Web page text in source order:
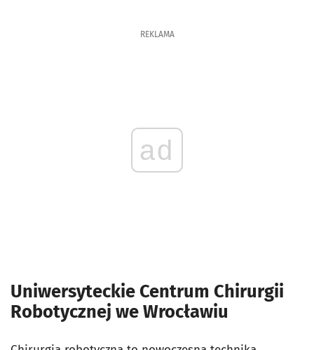
REKLAMA
ad
Uniwersyteckie Centrum Chirurgii
Robotycznej we Wrocławiu